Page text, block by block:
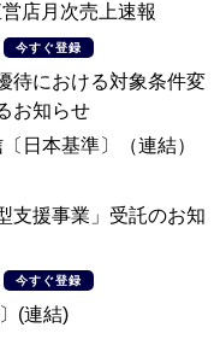
店月次売上速報
今すぐ登録
待における対象条件変
お知らせ
日本基準〕（連結）
支援事業」受託のお知
今すぐ登録
(連結)